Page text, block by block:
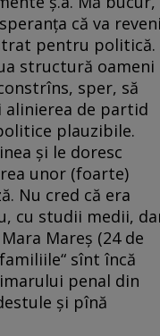
că va
pentru politică.
structură oameni
sper, să
alinierea de partid
plauzibile.
și le doresc
unor (foarte)
Nu cred că era
cu studii medii,
Mareș (24 de
sînt încă
penal din
și pînă